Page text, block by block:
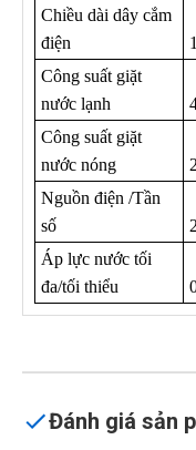
Chiều dài dây cắm
điện
Công suất giặt
nước lạnh
Công suất giặt
nước nóng
Nguồn điện /Tần
số
Áp lực nước tối
đa/tối thiểu
Đánh giá sản